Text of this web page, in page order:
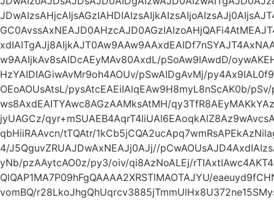
w9AAIjkAv8sAIDcAEyMAv80AxdL/pSoAw9IAwdD/
HzYAIDIAGiwAvMr9oh4AOUv/pSwAIDgAvMj/
OEoAOUsAtsL/pysAtcEAEiIAlqEAw9H8myL8nScAK0b/
ws8AxdEAITYAwc8AGzAAMksAtMH/
jyUAGCz/
qbHiiRAAvcn/tTQAtr/
4/J5QguvZRUAJDwAxNEAJj0AJj//
yNb/pzAAytcAO0z/py3/oiv/qi8AzNoALEj/
QlQAP1MA7P09hFgQAAAA2XRSTlMAOTAJYU/
vomBQ/